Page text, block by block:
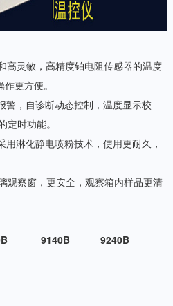
高灵敏，高精度铂电阻传感器的温度
更方便。
警，自诊断动态控制，温度显示校
时功能。
淋化静电喷粉技术，使用更耐久，
观察窗，更安全，观察箱内样品更清
9140B 9240B